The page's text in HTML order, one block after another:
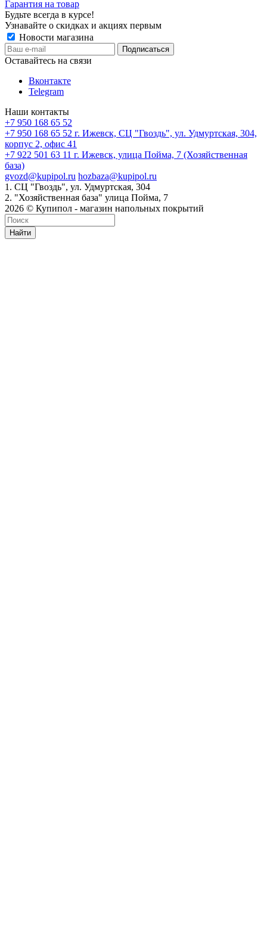
Гарантия на товар
Будьте всегда в курсе!
Узнавайте о скидках и акциях первым
Новости магазина
Оставайтесь на связи
Вконтакте
Telegram
Наши контакты
+7 950 168 65 52
+7 950 168 65 52 г. Ижевск, СЦ "Гвоздь", ул. Удмуртская, 304,
корпус 2, офис 41
+7 922 501 63 11 г. Ижевск, улица Пойма, 7 (Хозяйственная
база)
gvozd@kupipol.ru hozbaza@kupipol.ru
1. СЦ "Гвоздь", ул. Удмуртская, 304
2. "Хозяйственная база" улица Пойма, 7
2026 © Купипол - магазин напольных покрытий
Найти